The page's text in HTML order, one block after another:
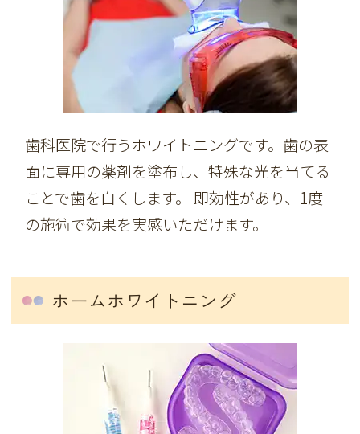
歯科医院で行うホワイトニングです。歯の表
面に専用の薬剤を塗布し、特殊な光を当てる
ことで歯を白くします。 即効性があり、1度
の施術で効果を実感いただけます。
ホームホワイトニング